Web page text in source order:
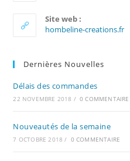
Site web :
hombeline-creations.fr
Dernières Nouvelles
Délais des commandes
22 NOVEMBRE 2018 / 0 COMMENTAIRE
Nouveautés de la semaine
7 OCTOBRE 2018 / 0 COMMENTAIRE